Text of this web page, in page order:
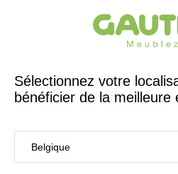
Créateur et fabricant français
Accueil Collections Setis